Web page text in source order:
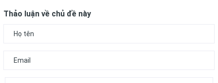
Thảo luận về chủ đề này